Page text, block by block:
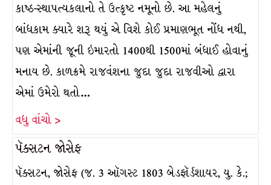
કાષ્ઠ-સ્થાપત્યકલાનો તે ઉત્કૃષ્ટ નમૂનો છે. આ મહેલનું
બાંધકામ ક્યારે શરૂ થયું એ વિશે કોઈ પ્રમાણભૂત નોંધ નથી,
પણ એમાંની જૂની ઇમારતો 1400થી 1500માં બંધાઈ હોવાનું
મનાય છે. કાળક્રમે રાજવંશના જુદા જુદા રાજવીઓ દ્વારા
એમાં ઉમેરો થતો…
વધુ વાંચો >
પૅક્સટન જોસેફ
પૅક્સટન, જોસેફ (જ. 3 ઑગસ્ટ 1803 બેડફૉર્ડશાયર, યુ. કે.;